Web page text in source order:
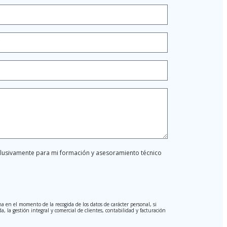
para mi formación y asesoramiento técnico
en el momento de la recogida de los datos de carácter personal, si
la gestión integral y comercial de clientes, contabilidad y facturación